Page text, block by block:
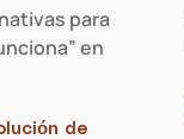
para
en
de